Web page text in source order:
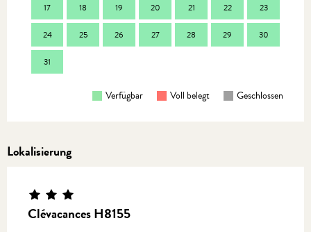
17 18 19 20 21 22 23
24 25 26 27 28 29 30
31
Verfügbar Voll belegt Geschlossen
Lokalisierung
Clévacances H8155